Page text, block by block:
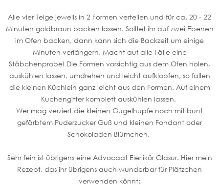
Alle vier Teige jeweils in 2 Formen verteilen und für ca. 20 - 22
Minuten goldbraun backen lassen. Solltet ihr auf zwei Ebenen
im Ofen backen, dann kann sich die Backzeit um einige
Minuten verlängern. Macht auf alle Fälle eine
Stäbchenprobe! Die Formen vorsichtig aus dem Ofen holen,
auskühlen lassen, umdrehen und leicht aufklopfen, so fallen
die kleinen Küchlein ganz leicht aus den Formen. Auf einem
Kuchengitter komplett auskühlen lassen.
Wer mag verziert die kleinen Gugelhupfe noch mit bunt
gefärbtem Puderzucker Guß und kleinen Fondant oder
Schokoladen Blümchen.
Sehr fein ist übrigens eine Advocaat Eierlikör Glasur. Hier mein
Rezept, das ihr übrigens auch wunderbar für Plätzchen
verwenden könnt: